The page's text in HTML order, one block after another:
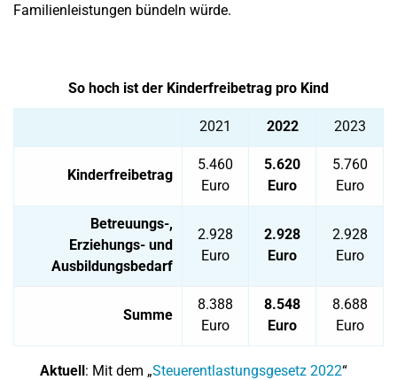
Familienleistungen bündeln würde.
So hoch ist der Kinderfreibetrag pro Kind
2021 2022 2023
Kinderfreibetrag
5.460
Euro
5.620
Euro
5.760
Euro
Betreuungs-,
Erziehungs- und
Ausbildungsbedarf
2.928
Euro
2.928
Euro
2.928
Euro
Summe
8.388
Euro
8.548
Euro
8.688
Euro
Aktuell: Mit dem „Steuerentlastungsgesetz 2022“